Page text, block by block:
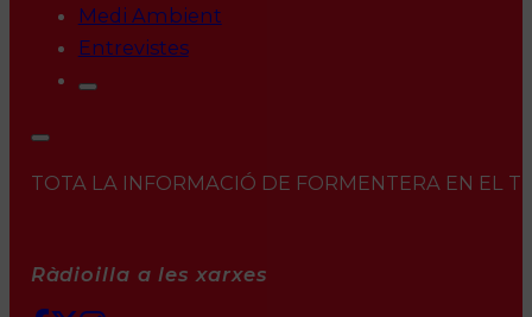
Medi Ambient
Entrevistes
TOTA LA INFORMACIÓ DE FORMENTERA EN EL
Ràdioilla a les xarxes